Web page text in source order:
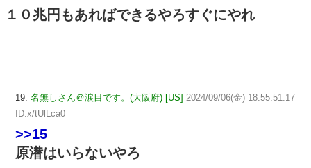
１０兆円もあればできるやろすぐにやれ
19: 名無しさん＠涙目です。(大阪府) [US] 2024/09/06(金) 18:55:51.17
ID:x/tUlLca0
>>15
原潜はいらないやろ